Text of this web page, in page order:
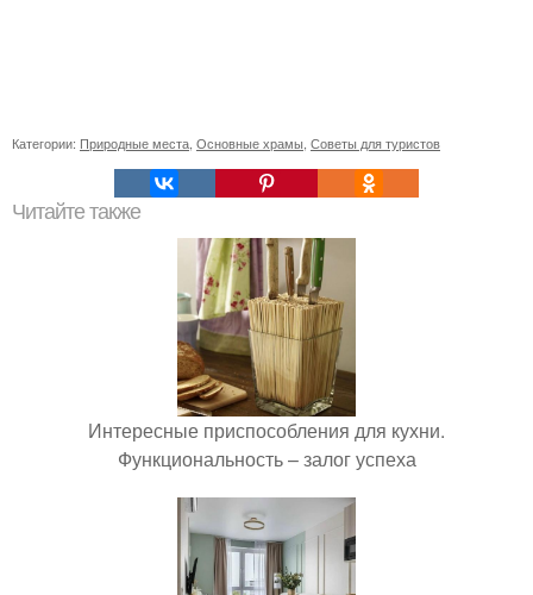
Категории: Природные места Основные храмы Советы для туристов
Читайте также
Интересные приспособления для кухни.
Функциональность – залог успеха